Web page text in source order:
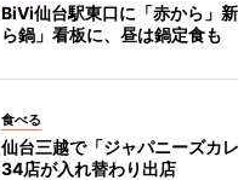
BiVi仙台駅東口に「赤から」
ら鍋」看板に、昼は鍋定食も
食べる
仙台三越で「ジャパニーズカ
34店が入れ替わり出店